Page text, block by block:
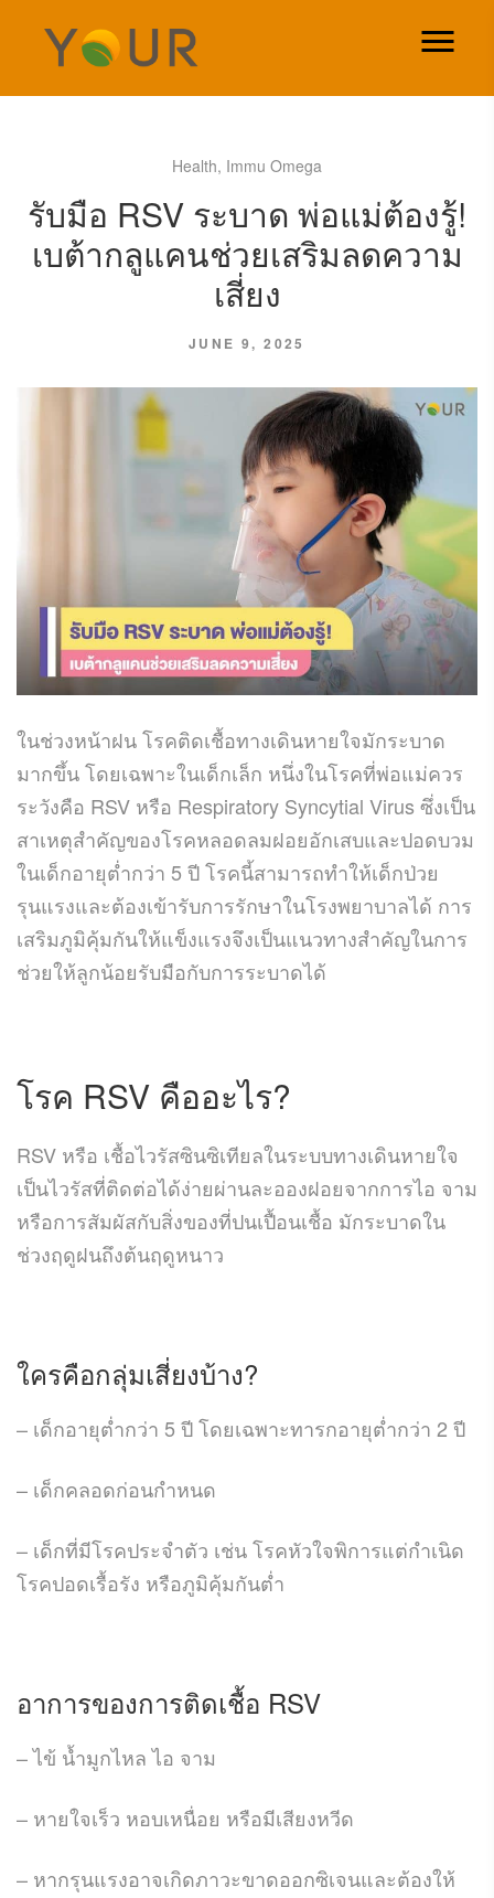
Health, Immu Omega
รับมือ RSV ระบาด พ่อแม่ต้องรู้!
เบต้ากลูแคนช่วยเสริมลดความ
เสี่ยง
JUNE 9, 2025
ในช่วงหน้าฝน โรคติดเชื้อทางเดินหายใจมักระบาด
มากขึ้น โดยเฉพาะในเด็กเล็ก หนึ่งในโรคที่พ่อแม่ควร
ระวังคือ RSV หรือ Respiratory Syncytial Virus ซึ่งเป็น
สาเหตุสำคัญของโรคหลอดลมฝอยอักเสบและปอดบวม
ในเด็กอายุต่ำกว่า 5 ปี โรคนี้สามารถทำให้เด็กป่วย
รุนแรงและต้องเข้ารับการรักษาในโรงพยาบาลได้ การ
เสริมภูมิคุ้มกันให้แข็งแรงจึงเป็นแนวทางสำคัญในการ
ช่วยให้ลูกน้อยรับมือกับการระบาดได้
โรค RSV คืออะไร?
RSV หรือ เชื้อไวรัสซินซิเทียลในระบบทางเดินหายใจ
เป็นไวรัสที่ติดต่อได้ง่ายผ่านละอองฝอยจากการไอ จาม
หรือการสัมผัสกับสิ่งของที่ปนเปื้อนเชื้อ มักระบาดใน
ช่วงฤดูฝนถึงต้นฤดูหนาว
ใครคือกลุ่มเสี่ยงบ้าง?
– เด็กอายุต่ำกว่า 5 ปี โดยเฉพาะทารกอายุต่ำกว่า 2 ปี
– เด็กคลอดก่อนกำหนด
– เด็กที่มีโรคประจำตัว เช่น โรคหัวใจพิการแต่กำเนิด
โรคปอดเรื้อรัง หรือภูมิคุ้มกันต่ำ
อาการของการติดเชื้อ RSV
– ไข้ น้ำมูกไหล ไอ จาม
– หายใจเร็ว หอบเหนื่อย หรือมีเสียงหวีด
– หากรุนแรงอาจเกิดภาวะขาดออกซิเจนและต้องให้